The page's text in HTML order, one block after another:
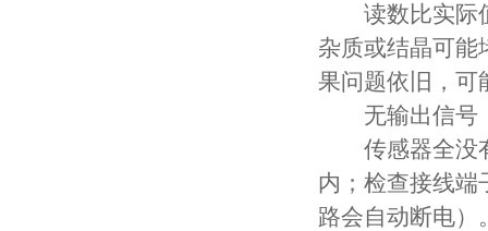
读数比实际值
杂质或结晶可能
果问题依旧，可
无输出信号
传感器全没有
内；检查接线端
路会自动断电）